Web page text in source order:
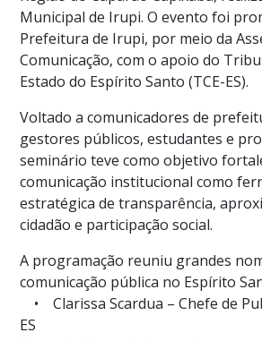
Municipal de Irupi. O evento foi
Prefeitura de Irupi, por meio da
Comunicação, com o apoio do
Estado do Espírito Santo (TCE-ES).
Voltado a comunicadores de
gestores públicos, estudantes e
seminário teve como objetivo
comunicação institucional como
estratégica de transparência,
cidadão e participação social.
A programação reuniu grandes
comunicação pública no Espírito
• Clarissa Scardua – Chefe de
ES